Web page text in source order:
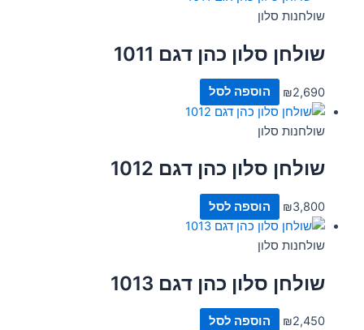
שולחנות סלון
שולחן סלון כהן דגם 1011
₪2,690 הוספה לסל
שולחנות סלון
שולחן סלון כהן דגם 1012
₪3,800 הוספה לסל
שולחנות סלון
שולחן סלון כהן דגם 1013
₪2,450 הוספה לסל